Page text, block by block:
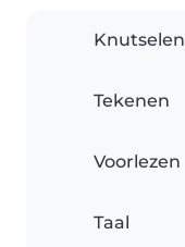
Knutselen
Tekenen
Voorlezen
Taal